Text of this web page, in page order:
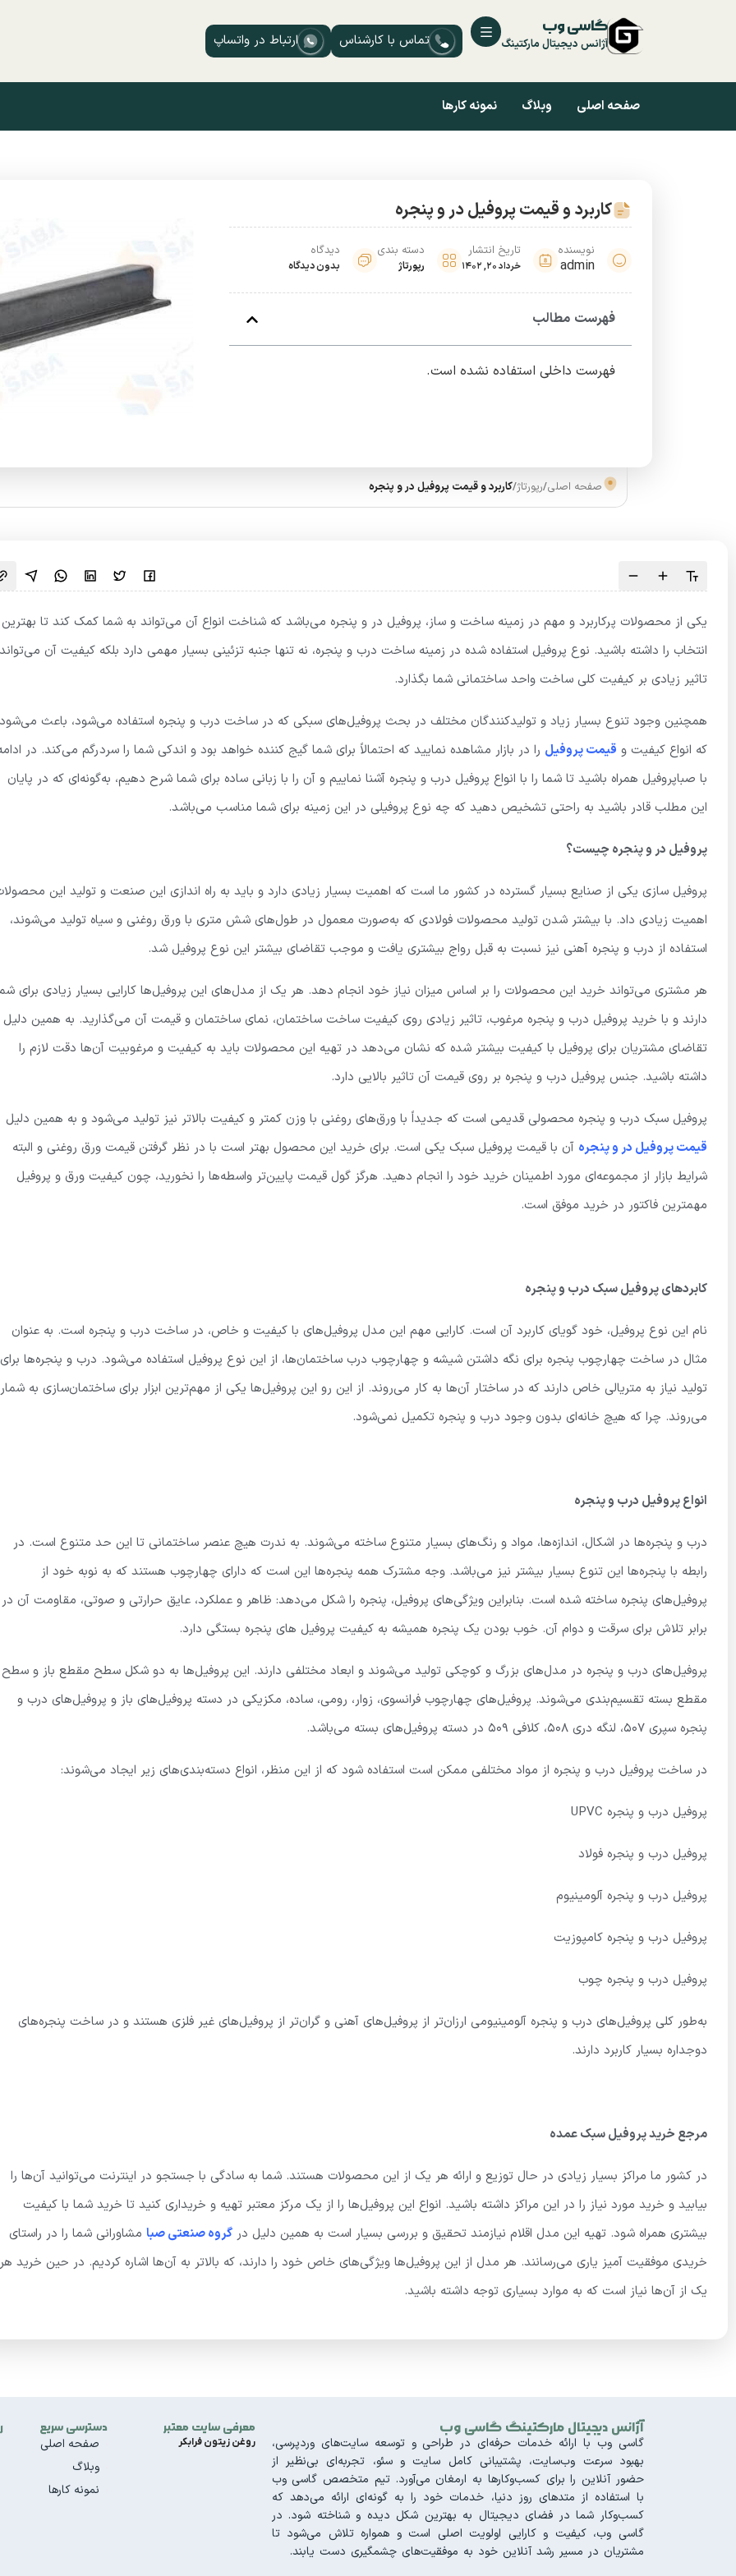
گاسی وب
آژانس دیجیتال مارکتینگ تماس با کارشناس ارتباط در واتساپ
صفحه اصلی وبلاگ نمونه کارها
کاربرد و قیمت پروفیل در و پنجره
نویسنده
admin
تاریخ انتشار
خرداد 20, 1402
دسته بندی
رپورتاژ
دیدگاه
بدون دیدگاه
فهرست مطالب
فهرست داخلی استفاده نشده است.
صفحه اصلی/رپورتاژ/کاربرد و قیمت پروفیل در و پنجره
یکی از محصولات پرکاربرد و مهم در زمینه ساخت و ساز، پروفیل در و پنجره می‌باشد که شناخت انواع آن می‌تواند به شما کمک کند تا بهترین
انتخاب را داشته باشید. نوع پروفیل استفاده شده در زمینه ساخت درب و پنجره، نه تنها جنبه تزئینی بسیار مهمی دارد بلکه کیفیت آن می‌تواند
تاثیر زیادی بر کیفیت کلی ساخت واحد ساختمانی شما بگذارد.
همچنین وجود تنوع بسیار زیاد و تولیدکنندگان مختلف در بحث پروفیل‌های سبکی که در ساخت درب و پنجره استفاده می‌شود، باعث می‌شود
که انواع کیفیت و قیمت پروفیل را در بازار مشاهده نمایید که احتمالاً برای شما گیج کننده خواهد بود و اندکی شما را سردرگم می‌کند. در
با صباپروفیل همراه باشید تا شما را با انواع پروفیل درب و پنجره آشنا نماییم و آن را با زبانی ساده برای شما شرح دهیم، به‌گونه‌ای که در پایان
این مطلب قادر باشید به راحتی تشخیص دهید که چه نوع پروفیلی در این زمینه برای شما مناسب می‌باشد.
پروفیل در و پنجره چیست؟
پروفیل سازی یکی از صنایع بسیار گسترده در کشور ما است که اهمیت بسیار زیادی دارد و باید به راه اندازی این صنعت و تولید این
اهمیت زیادی داد. با بیشتر شدن تولید محصولات فولادی که به‌صورت معمول در طول‌های شش متری با ورق روغنی و سیاه تولید می‌شوند،
استفاده از درب و پنجره آهنی نیز نسبت به قبل رواج بیشتری یافت و موجب تقاضای بیشتر این نوع پروفیل شد.
هر مشتری می‌تواند خرید این محصولات را بر اساس میزان نیاز خود انجام دهد. هر یک از مدل‌های این پروفیل‌ها کارایی بسیار زیادی برای
دارند و با خرید پروفیل درب و پنجره مرغوب، تاثیر زیادی روی کیفیت ساخت ساختمان، نمای ساختمان و قیمت آن می‌گذارید. به همین دلیل
تقاضای مشتریان برای پروفیل با کیفیت بیشتر شده که نشان می‌دهد در تهیه این محصولات باید به کیفیت و مرغوبیت آن‌ها دقت لازم را
داشته باشید. جنس پروفیل درب و پنجره بر روی قیمت آن تاثیر بالایی دارد.
پروفیل سبک درب و پنجره محصولی قدیمی است که جدیداً با ورق‌های روغنی با وزن کمتر و کیفیت بالاتر نیز تولید می‌شود و به همین دلیل
قیمت پروفیل در و پنجره آن با قیمت پروفیل سبک یکی است. برای خرید این محصول بهتر است با در نظر گرفتن قیمت ورق روغنی و البته
شرایط بازار از مجموعه‌ای مورد اطمینان خرید خود را انجام دهید. هرگز گول قیمت پایین‌تر واسطه‌ها را نخورید، چون کیفیت ورق و پروفیل
مهمترین فاکتور در خرید موفق است.
کابردهای پروفیل سبک درب و پنجره
نام این نوع پروفیل، خود گویای کاربرد آن است. کارایی مهم این مدل پروفیل‌های با کیفیت و خاص، در ساخت درب و پنجره است. به عنوان
مثال در ساخت چهارچوب پنجره برای نگه داشتن شیشه و چهارچوب درب ساختمان‌ها، از این نوع پروفیل استفاده می‌شود. درب و پنجره‌ها برای
تولید نیاز به متریالی خاص دارند که در ساختار آن‌ها به کار می‌روند. از این رو این پروفیل‌ها یکی از مهم‌ترین ابزار برای ساختمان‌سازی به شمار
می‌روند. چرا که هیچ خانه‌ای بدون وجود درب و پنجره تکمیل نمی‌شود.
انواع پروفیل درب و پنجره
درب و پنجره‌ها در اشکال، اندازه‌ها، مواد و رنگ‌های بسیار متنوع ساخته می‌شوند. به ندرت هیچ عنصر ساختمانی تا این حد متنوع است. در
رابطه با پنجره‌ها این تنوع بسیار بیشتر نیز می‌باشد. وجه مشترک همه پنجره‌ها این است که دارای چهارچوب هستند که به نوبه خود از
پروفیل‌های پنجره ساخته شده است. بنابراین ویژگی‌های پروفیل، پنجره را شکل می‌دهد: ظاهر و عملکرد، عایق حرارتی و صوتی، مقاومت آن در
برابر تلاش برای سرقت و دوام آن. خوب بودن یک پنجره همیشه به کیفیت پروفیل های پنجره بستگی دارد.
پروفیل‌های درب و پنجره در مدل‌های بزرگ و کوچکی تولید می‌شوند و ابعاد مختلفی دارند. این پروفیل‌ها به دو شکل سطح مقطع باز و سطح
مقطع بسته تقسیم‌بندی می‌شوند. پروفیل‌های چهارچوب فرانسوی، زوار، رومی، ساده، مکزیکی در دسته پروفیل‌های باز و پروفیل‌های درب و
پنجره سپری ۵۰۷، لنگه دری ۵۰۸، کلافی ۵۰۹ در دسته پروفیل‌های بسته می‌باشد.
در ساخت پروفیل درب و پنجره از مواد مختلفی ممکن است استفاده شود که از این منظر، انواع دسته‌بندی‌های زیر ایجاد می‌شوند:
پروفیل درب و پنجره UPVC
پروفیل درب و پنجره فولاد
پروفیل درب و پنجره آلومینیوم
پروفیل درب و پنجره کامپوزیت
پروفیل درب و پنجره چوب
به‌طور کلی پروفیل‌های درب و پنجره آلومینیومی ارزان‌تر از پروفیل‌های آهنی و گران‌تر از پروفیل‌های غیر فلزی هستند و در ساخت پنجره‌های
دوجداره بسیار کاربرد دارند.
مرجع خرید پروفیل سبک عمده
در کشور ما مراکز بسیار زیادی در حال توزیع و ارائه هر یک از این محصولات هستند. شما به سادگی با جستجو در اینترنت می‌توانید آن‌ها را
بیابید و خرید مورد نیاز را در این مراکز داشته باشید. انواع این پروفیل‌ها را از یک مرکز معتبر تهیه و خریداری کنید تا خرید شما با کیفیت
بیشتری همراه شود. تهیه این مدل اقلام نیازمند تحقیق و بررسی بسیار است به همین دلیل در گروه صنعتی صبا مشاورانی شما را در راستای
خریدی موفقیت آمیز یاری می‌رسانند. هر مدل از این پروفیل‌ها ویژگی‌های خاص خود را دارند، که بالاتر به آن‌ها اشاره کردیم. در حین خرید هر
یک از آن‌ها نیاز است که به موارد بسیاری توجه داشته باشید.
آژانس دیجیتال مارکتینگ گاسی وب
گاسی وب با ارائه خدمات حرفه‌ای در طراحی و توسعه سایت‌های وردپرسی،
بهبود سرعت وب‌سایت، پشتیبانی کامل سایت و سئو، تجربه‌ای بی‌نظیر از
حضور آنلاین را برای کسب‌وکارها به ارمغان می‌آورد. تیم متخصص گاسی وب
با استفاده از متدهای روز دنیا، خدمات خود را به گونه‌ای ارائه می‌دهد که
کسب‌وکار شما در فضای دیجیتال به بهترین شکل دیده و شناخته شود. در
گاسی وب، کیفیت و کارایی اولویت اصلی است و همواره تلاش می‌شود تا
مشتریان در مسیر رشد آنلاین خود به موفقیت‌های چشمگیری دست یابند.
معرفی سایت معتبر
روغن زیتون فرابکر
دسترسی سریع
صفحه اصلی
وبلاگ
نمونه کارها